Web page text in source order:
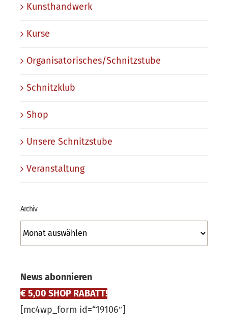
Kunsthandwerk
Kurse
Organisatorisches/Schnitzstube
Schnitzklub
Shop
Unsere Schnitzstube
Veranstaltung
Archiv
Archiv
News abonnieren
€ 5,00 SHOP RABATT!
[mc4wp_form id=“19106″]